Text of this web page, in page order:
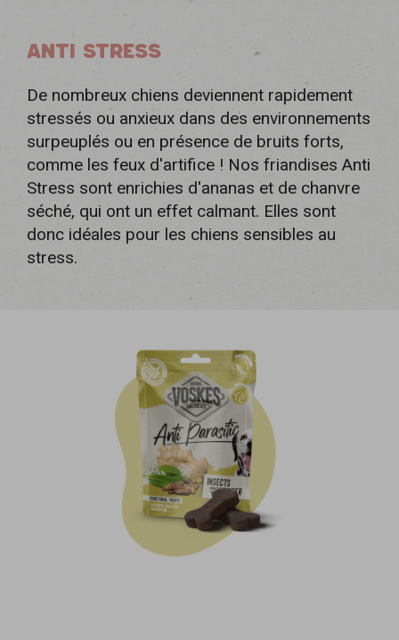
ANTI STRESS
De nombreux chiens deviennent rapidement
stressés ou anxieux dans des environnements
surpeuplés ou en présence de bruits forts,
comme les feux d'artifice ! Nos friandises Anti
Stress sont enrichies d'ananas et de chanvre
séché, qui ont un effet calmant. Elles sont
donc idéales pour les chiens sensibles au
stress.